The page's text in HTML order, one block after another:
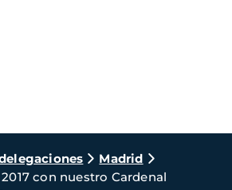
Madrid
con nuestro Cardenal